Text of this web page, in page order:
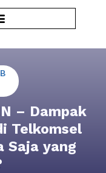
– Dampak
Telkomsel
Saja yang